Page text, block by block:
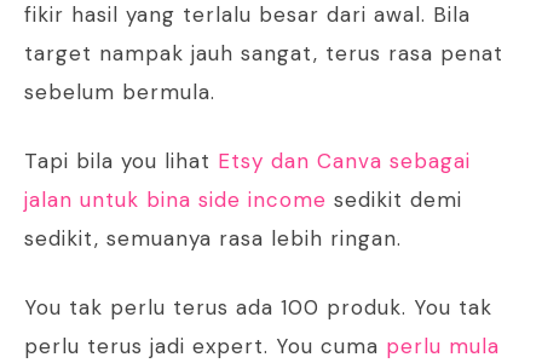
fikir hasil yang terlalu besar dari awal. Bila
target nampak jauh sangat, terus rasa penat
sebelum bermula.
Tapi bila you lihat Etsy dan Canva sebagai
jalan untuk bina side income sedikit demi
sedikit, semuanya rasa lebih ringan.
You tak perlu terus ada 100 produk. You tak
perlu terus jadi expert. You cuma perlu mula